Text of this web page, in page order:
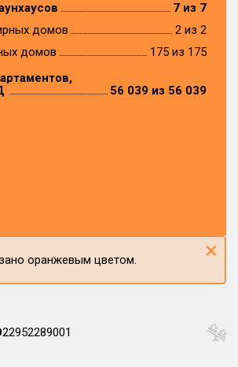
7 из 7
домов
2 из 2
домов
175 из 175
56 039 из 56 039
оранжевым цветом. ×
22952289001